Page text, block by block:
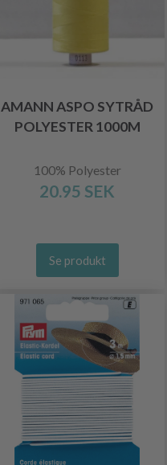
AMANN ASPO SYTRÅD
POLYESTER 1000M
100% Polyester
20.95 SEK
Se produkt